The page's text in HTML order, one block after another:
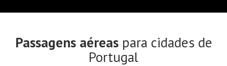
Passagens aéreaspara cidades de
Portugal